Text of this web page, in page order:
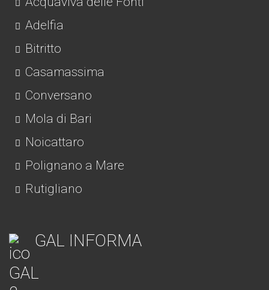
Adelfia
Bitritto
Casamassima
Conversano
Mola di Bari
Noicattaro
Polignano a Mare
Rutigliano
GAL INFORMA